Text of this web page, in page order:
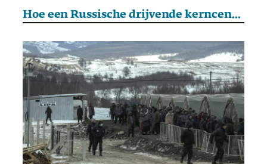
Hoe een Russische drijvende kerncentrale op de Noordpool de verhoudingen op scherp zet